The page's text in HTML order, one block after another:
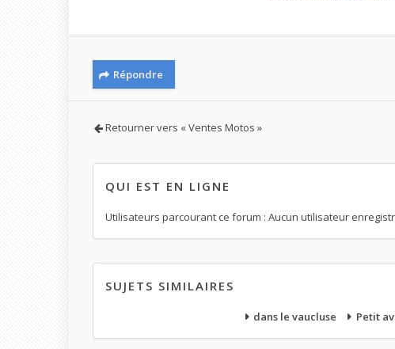
Répondre
Retourner vers « Ventes Motos »
QUI EST EN LIGNE
Utilisateurs parcourant ce forum : Aucun utilisateur
SUJETS SIMILAIRES
dans le vaucluse Petit